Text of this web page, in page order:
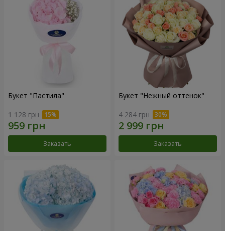
Букет "Пастила"
1 128 грн
Заказать
Букет "Нежный оттенок"
4 284 грн
Заказать